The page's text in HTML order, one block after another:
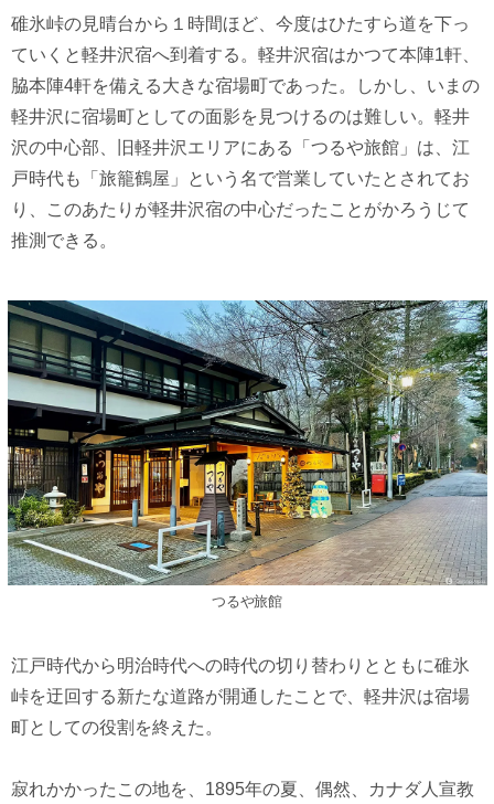
碓氷峠の見晴台から１時間ほど、今度はひたすら道を下っ
ていくと軽井沢宿へ到着する。軽井沢宿はかつて本陣1軒、
脇本陣4軒を備える大きな宿場町であった。しかし、いまの
軽井沢に宿場町としての面影を見つけるのは難しい。軽井
沢の中心部、旧軽井沢エリアにある「つるや旅館」は、江
戸時代も「旅籠鶴屋」という名で営業していたとされてお
り、このあたりが軽井沢宿の中心だったことがかろうじて
推測できる。
つるや旅館
江戸時代から明治時代への時代の切り替わりとともに碓氷
峠を迂回する新たな道路が開通したことで、軽井沢は宿場
町としての役割を終えた。
寂れかかったこの地を、1895年の夏、偶然、カナダ人宣教